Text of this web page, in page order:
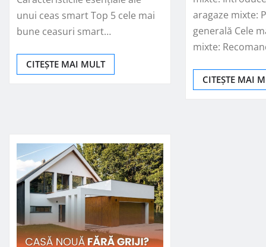
unui ceas smart Top 5 cele mai
bune ceasuri smart…
CITEȘTE MAI MULT
aragaze mixte:
generală Cele
mixte:
CITEȘTE MAI